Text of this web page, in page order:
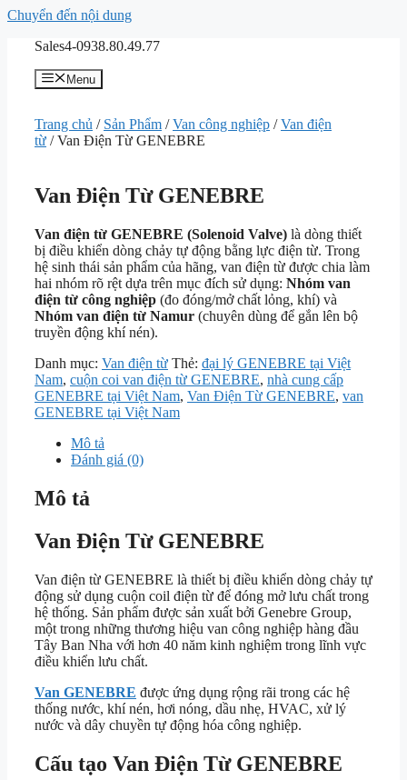
Chuyển đến nội dung
Sales4-0938.80.49.77
Menu
Trang chủ / Sản Phẩm /Van công nghiệp /Van điện
từ / Van Điện Từ GENEBRE
Van Điện Từ GENEBRE
Van điện từ GENEBRE (Solenoid Valve) là dòng thiết
bị điều khiển dòng chảy tự động bằng lực điện từ. Trong
hệ sinh thái sản phẩm của hãng, van điện từ được chia làm
hai nhóm rõ rệt dựa trên mục đích sử dụng: Nhóm van
điện từ công nghiệp (đo đóng/mở chất lỏng, khí) và
Nhóm van điện từ Namur (chuyên dùng để gắn lên bộ
truyền động khí nén).
Danh mục: Van điện từ Thẻ: đại lý GENEBRE tại Việt
Nam, cuộn coi van điện từ GENEBRE, nhà cung cấp
GENEBRE tại Việt Nam, Van Điện Từ GENEBRE, van
GENEBRE tại Việt Nam
Mô tả
Đánh giá (0)
Mô tả
Van Điện Từ GENEBRE
Van điện từ GENEBRE là thiết bị điều khiển dòng chảy tự
động sử dụng cuộn coil điện từ để đóng mở lưu chất trong
hệ thống. Sản phẩm được sản xuất bởi Genebre Group,
một trong những thương hiệu van công nghiệp hàng đầu
Tây Ban Nha với hơn 40 năm kinh nghiệm trong lĩnh vực
điều khiển lưu chất.
Van GENEBRE được ứng dụng rộng rãi trong các hệ
thống nước, khí nén, hơi nóng, dầu nhẹ, HVAC, xử lý
nước và dây chuyền tự động hóa công nghiệp.
Cấu tạo Van Điện Từ GENEBRE